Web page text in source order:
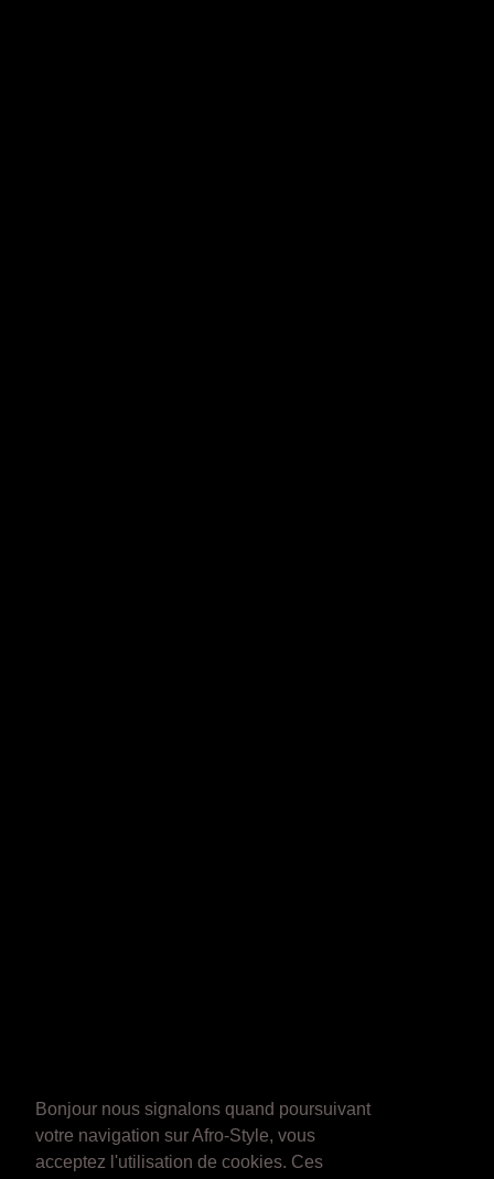
Bonjour nous signalons quand poursuivant
votre navigation sur Afro-Style, vous
acceptez l'utilisation de cookies. Ces